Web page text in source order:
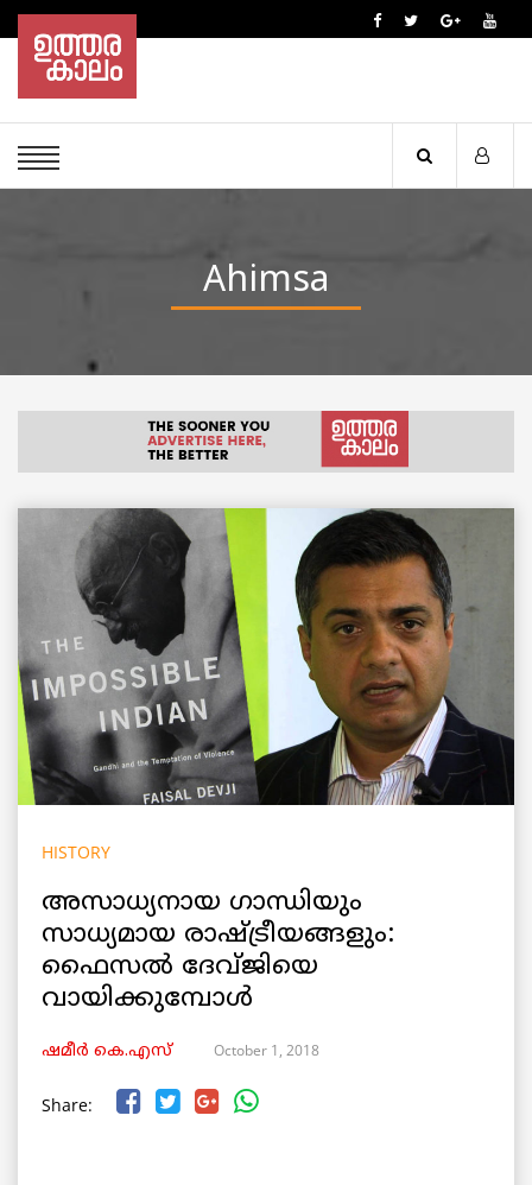
Ahimsa
HISTORY
അസാധ്യനായ ഗാന്ധിയും
സാധ്യമായ രാഷ്ട്രീയങ്ങളും:
ഫൈസൽ ദേവ്ജിയെ
വായിക്കുമ്പോൾ
ഷമീര്‍ കെ.എസ് October 1, 2018
Share: